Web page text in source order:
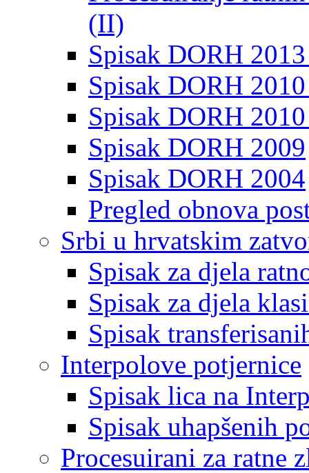
(II)
Spisak DORH
Spisak DORH
Spisak DORH
Spisak DORH 2009
Spisak DORH 2004
Pregled obnova
Srbi u hrvatskim
Spisak za djela
Spisak za djela
Spisak
Interpolove potjernice
Spisak lica na
Spisak uhapšenih
Procesuirani za ratne